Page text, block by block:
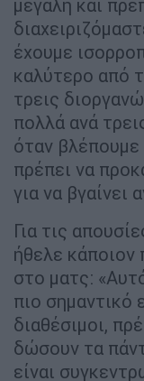
μεγάλη και
έχουμε
καλύτερο από
τρεις
πολλά ανά
όταν βλέπουμε
πρέπει να
για να βγαίνει
Για τις
ήθελε κάποιον
στο ματς:
πιο σημαντικό
διαθέσιμοι,
δώσουν τα
είναι